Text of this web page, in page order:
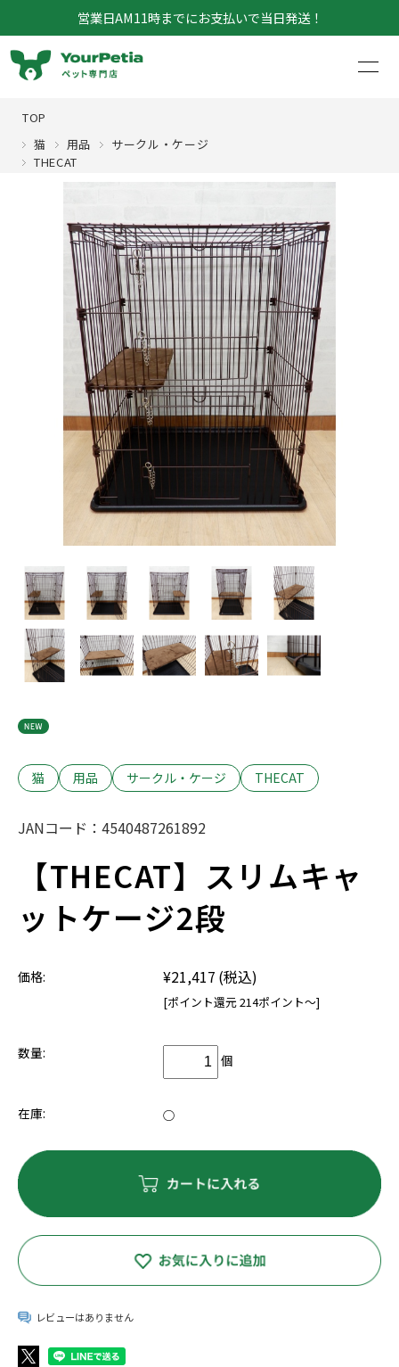
営業日AM11時までにお支払いで当日発送！
フード
おもちゃ
トイレ
サークル・ケージ
お散歩・お出かけ
食器
掃除
トイレ用品
タワー
サークル・ケージ
食器
おもちゃ
犬猫共通
ベッド
お手入れ
おやつ
健康
フード
フード
目的から探す
アクア
猫
犬猫共通
犬猫共通
トイレ・衛生ケア
犬
- トイレ
- 掃除
- トイレ
小動物
お留守番・安全対策
犬
犬猫共通
散歩・お出かけ
犬
ブランドから探す
店舗情報
マイページ / ログイン
サイトマップ
TOP
猫
用品
サークル・ケージ
THECAT
猫 用品 サークル・ケージ THECAT
JANコード： 4540487261892
【THECAT】スリムキャ
ットケージ2段
価格: ¥21,417 (税込)
[ポイント還元 214ポイント～]
数量: 個
在庫: ○
レビューはありません